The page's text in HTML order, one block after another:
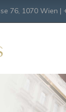
76, 1070 Wien |